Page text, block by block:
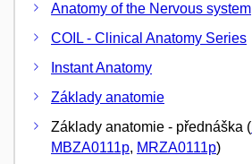
Anatomy of the Nervous system
COIL - Clinical Anatomy Series
Instant Anatomy
Základy anatomie
Základy anatomie - přednáška (
MBZA0111p, MRZA0111p)